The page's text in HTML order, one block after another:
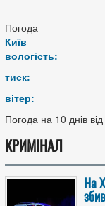
Погода
Київ
вологість:
тиск:
вітер:
Погода на 10 днів від
КРИМІНАЛ
На